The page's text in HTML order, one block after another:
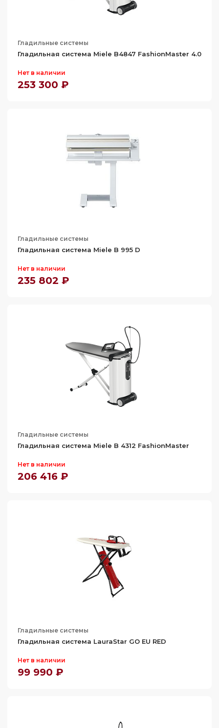
Гладильные системы
Гладильная система Miele B4847 FashionMaster 4.0
Нет в наличии
253 300 ₽
Гладильные системы
Гладильная система Miele B 995 D
Нет в наличии
235 802 ₽
Гладильные системы
Гладильная система Miele B 4312 FashionMaster
Нет в наличии
206 416 ₽
Гладильные системы
Гладильная система LauraStar GO EU RED
Нет в наличии
99 990 ₽